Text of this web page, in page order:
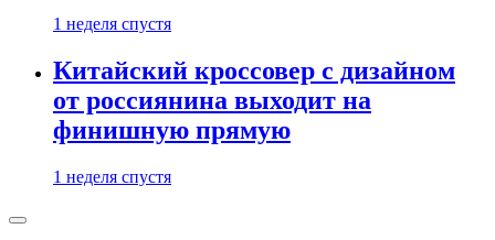
1 неделя спустя
Китайский кроссовер с дизайном
от россиянина выходит на
финишную прямую
1 неделя спустя